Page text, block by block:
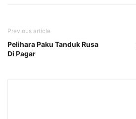
Previous article
Pelihara Paku Tanduk Rusa
Di Pagar